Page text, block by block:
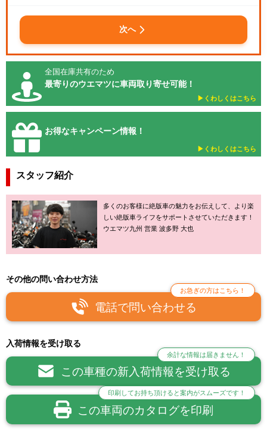
次へ
全国在庫共有のため
最寄りのウエマツに車両取り寄せ可能！
▶︎くわしくはこちら
お得なキャンペーン情報！
▶︎くわしくはこちら
スタッフ紹介
多くのお客様に絶版車の魅力をお伝えして、より楽
しい絶版車ライフをサポートさせていただきます！
ウエマツ九州 営業 波多野 大也
その他の問い合わせ方法
電話で問い合わせる
お急ぎの方はこちら！
入荷情報を受け取る
この車種の新入荷情報を受け取る
余計な情報は届きません！
この車両のカタログを印刷
印刷してお持ち頂けると案内がスムーズです！